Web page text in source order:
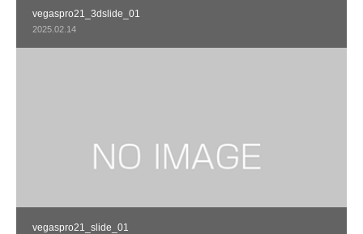
vegaspro21_3dslide_01
2025.02.14
vegaspro21_slide_01